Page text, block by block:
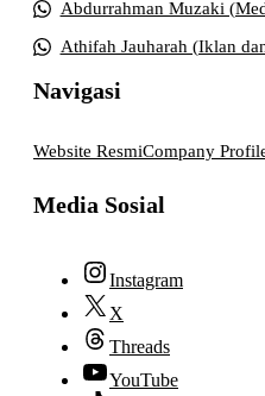
Abdurrahman Muzaki
Athifah Jauharah (Iklan
Navigasi
Website ResmiCompany
Media Sosial
Instagram
X
Threads
YouTube